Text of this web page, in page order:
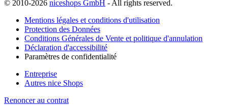
© 2010-2026 niceshops GmbH - All rights reserved.
Mentions légales et conditions d'utilisation
Protection des Données
Conditions Générales de Vente et politique d'annulation
Déclaration d'accessibilité
Paramètres de confidentialité
Entreprise
Autres nice Shops
Renoncer au contrat